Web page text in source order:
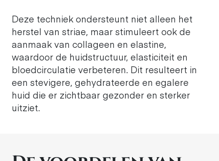
Deze techniek ondersteunt niet alleen het
herstel van striae, maar stimuleert ook de
aanmaak van collageen en elastine,
waardoor de huidstructuur, elasticiteit en
bloedcirculatie verbeteren. Dit resulteert in
een stevigere, gehydrateerde en egalere
huid die er zichtbaar gezonder en sterker
uitziet.